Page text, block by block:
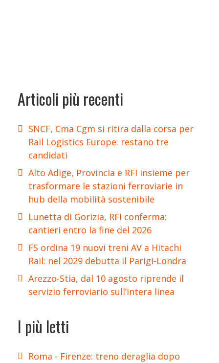
Articoli più recenti
SNCF, Cma Cgm si ritira dalla corsa per
Rail Logistics Europe: restano tre
candidati
Alto Adige, Provincia e RFI insieme per
trasformare le stazioni ferroviarie in
hub della mobilità sostenibile
Lunetta di Gorizia, RFI conferma:
cantieri entro la fine del 2026
FS ordina 19 nuovi treni AV a Hitachi
Rail: nel 2029 debutta il Parigi-Londra
Arezzo-Stia, dal 10 agosto riprende il
servizio ferroviario sull’intera linea
I più letti
Roma - Firenze: treno deraglia dopo